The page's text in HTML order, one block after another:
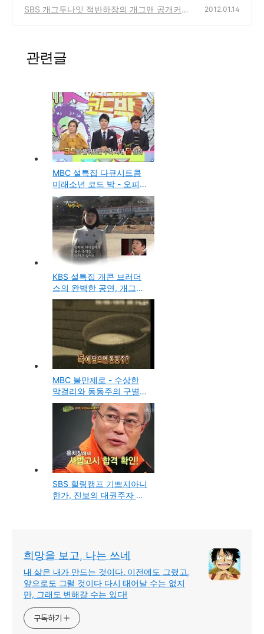
자 통합민주당 문재인 편 방송을 보고
(0)
SBS 개그투나잇 적반하장의 개그맨 공개커플
2012.01.14
관련글
MBC 설특집 다큐시트콤
미래소년 코드 박 - 오피스
와이프, 인센티브 등 직장
인의 애환을 그린 방송
KBS 설특집 개콘 브러더
스의 완벽한 공연, 개그콘
서트 뮤지컬 코너의 영주
평은면 주민 위로공연
MBC 불만제로 - 수상한
막걸리와 동동주의 구별
차이점, 인터넷 강의(인강)
의 비밀
SBS 힐링캠프 기쁘지아니
한가, 진보의 대권주자 통
희망을 보고, 나는 쓰네
내 삶은 내가 만드는 것이다. 이전에도 그랬고,
앞으로도 그럴 것이다 다시 태어날 수는 없지
만, 그래도 변해갈 수는 있다!
구독하기